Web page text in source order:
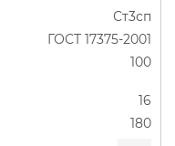
Ст3сп
ГОСТ 17375-2001
100
16
180